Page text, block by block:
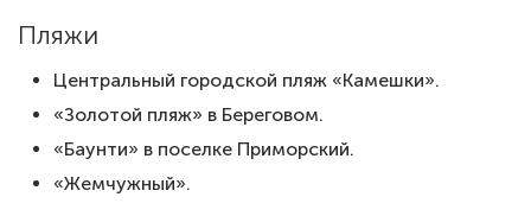
Пляжи
Центральный городской пляж «Камешки».
«Золотой пляж» в Береговом.
«Баунти» в поселке Приморский.
«Жемчужный».